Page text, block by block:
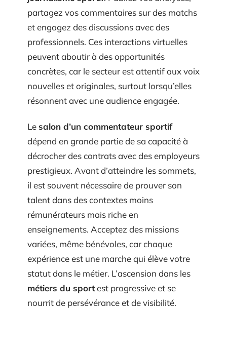
partagez vos commentaires sur des matchs
et engagez des discussions avec des
professionnels. Ces interactions virtuelles
peuvent aboutir à des opportunités
concrètes, car le secteur est attentif aux voix
nouvelles et originales, surtout lorsqu’elles
résonnent avec une audience engagée.
Lesalon d’un commentateur sportif
dépend en grande partie de sa capacité à
décrocher des contrats avec des employeurs
prestigieux. Avant d’atteindre les sommets,
il est souvent nécessaire de prouver son
talent dans des contextes moins
rémunérateurs mais riche en
enseignements. Acceptez des missions
variées, même bénévoles, car chaque
expérience est une marche qui élève votre
statut dans le métier. L’ascension dans les
métiers du sportest progressive et se
nourrit de persévérance et de visibilité.